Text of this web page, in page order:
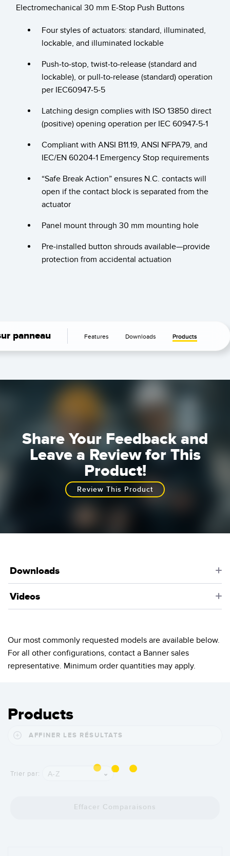
Capteurs de détection de zone
Capteurs de surveillance des conditions
Capteurs de surveillance des conditions sans fil
ACCESSOIRES
Câbles
Banner Measurement Sensor Software
TECHNOLOGIE
Capteurs avec IO-Link
TECHNOLOGY
Télésurveillance
Washdown
IO-Link
Electromechanical 30 mm E-Stop Push Buttons
Four styles of actuators: standard, illuminated,
lockable, and illuminated lockable
Push-to-stop, twist-to-release (standard and
lockable), or pull-to-release (standard) operation
per IEC60947-5-5
Latching design complies with ISO 13850 direct
(positive) opening operation per IEC 60947-5-1
Compliant with ANSI B11.19, ANSI NFPA79, and
IEC/EN 60204-1 Emergency Stop requirements
“Safe Break Action” ensures N.C. contacts will
open if the contact block is separated from the
actuator
Panel mount through 30 mm mounting hole
Pre-installed button shrouds available—provide
protection from accidental actuation
panneau Features Downloads Products
Share Your Feedback and
Leave a Review for This
Product!
Review This Product
Downloads
Videos
Our most commonly requested models are available below.
For all other configurations, contact a Banner sales
representative. Minimum order quantities may apply.
Products
AFFINER LES RÉSULTATS
Trier par: A-Z
Effacer Comparaisons